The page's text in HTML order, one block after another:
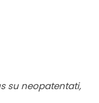
su neopatentati,